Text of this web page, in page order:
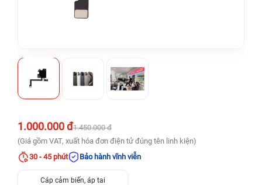
1.000.000 đ1.450.000 đ
(Giá gồm VAT, xuất hóa đơn điện tử đúng tên linh kiện)
30 - 45 phút
Bảo hành vĩnh viễn
Cáp cảm biến, áp tai